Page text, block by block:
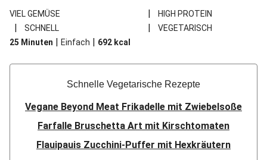
VIEL GEMÜSE
| HIGH PROTEIN
| SCHNELL |
VEGETARISCH
25 Minuten | Einfach | 692 kcal
Schnelle Vegetarische Rezepte
Vegane Beyond Meat Frikadelle mit Zwiebelsoße
Farfalle Bruschetta Art mit Kirschtomaten
Flauipauis Zucchini-Puffer mit Hexkräutern